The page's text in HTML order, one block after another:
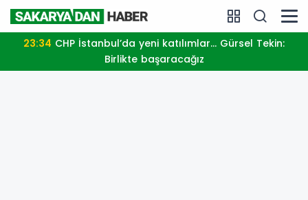
23:34
Birlikte başaracağız